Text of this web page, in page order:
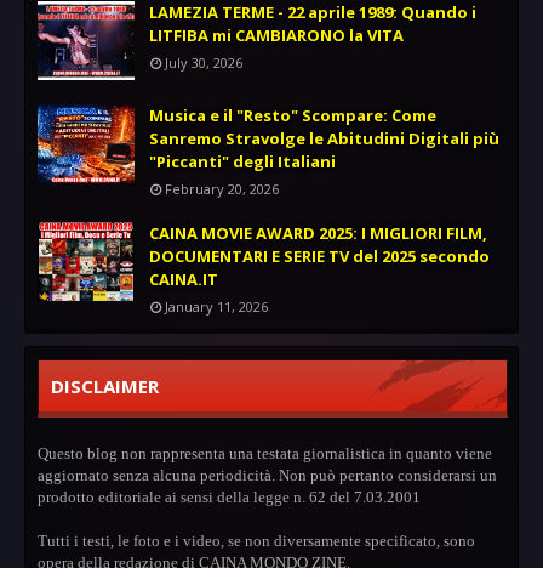
LAMEZIA TERME - 22 aprile 1989: Quando i
LITFIBA mi CAMBIARONO la VITA
July 30, 2026
Musica e il "Resto" Scompare: Come
Sanremo Stravolge le Abitudini Digitali più
"Piccanti" degli Italiani
February 20, 2026
CAINA MOVIE AWARD 2025: I MIGLIORI FILM,
DOCUMENTARI E SERIE TV del 2025 secondo
CAINA.IT
January 11, 2026
DISCLAIMER
Questo blog non rappresenta una testata giornalistica in quanto viene
aggiornato senza alcuna periodicità. Non può pertanto considerarsi un
prodotto editoriale ai sensi della legge n. 62 del 7.03.2001
Tutti i testi, le foto e i video, se non diversamente specificato, sono
opera della redazione di CAINA MONDO ZINE.